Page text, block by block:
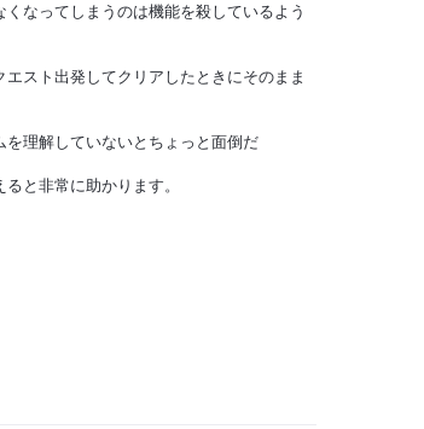
なってしまうのは機能を殺しているよう
スト出発してクリアしたときにそのまま
理解していないとちょっと面倒だ
と非常に助かります。